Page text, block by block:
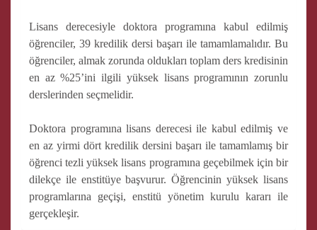
Lisans derecesiyle doktora programına kabul edilmiş
öğrenciler, 39 kredilik dersi başarı ile tamamlamalıdır. Bu
öğrenciler, almak zorunda oldukları toplam ders kredisinin
en az %25’ini ilgili yüksek lisans programının zorunlu
derslerinden seçmelidir.
Doktora programına lisans derecesi ile kabul edilmiş ve
en az yirmi dört kredilik dersini başarı ile tamamlamış bir
öğrenci tezli yüksek lisans programına geçebilmek için bir
dilekçe ile enstitüye başvurur. Öğrencinin yüksek lisans
programlarına geçişi, enstitü yönetim kurulu kararı ile
gerçekleşir.